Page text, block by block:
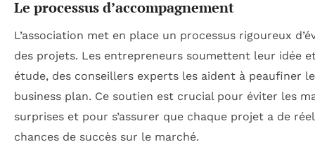
Le processus d’accompagnement
L’association met en place un processus rigoureux
des projets. Les entrepreneurs soumettent leur idée
étude, des conseillers experts les aident à peaufiner
business plan. Ce soutien est crucial pour éviter les
surprises et pour s’assurer que chaque projet a de
chances de succès sur le marché.